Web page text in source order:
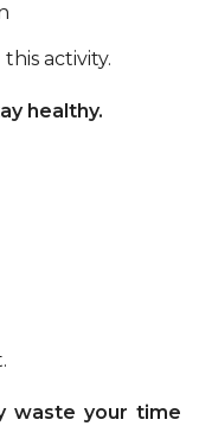
activity.
healthy.
waste your time